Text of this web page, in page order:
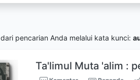
dari pencarian Anda melalui kata kunci:
Ta'limul Muta 'alim :